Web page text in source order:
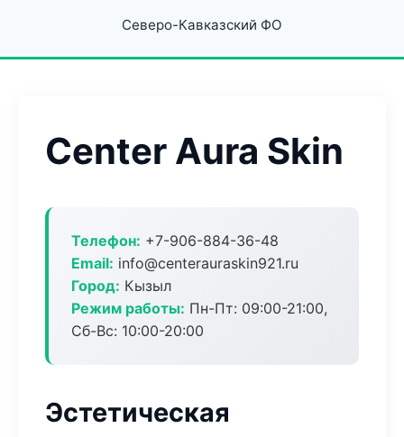
Северо-Кавказский ФО
Center Aura Skin
Телефон: +7-906-884-36-48
Email: info@centerauraskin921.ru
Город: Кызыл
Режим работы: Пн-Пт: 09:00-21:00,
Сб-Вс: 10:00-20:00
Эстетическая